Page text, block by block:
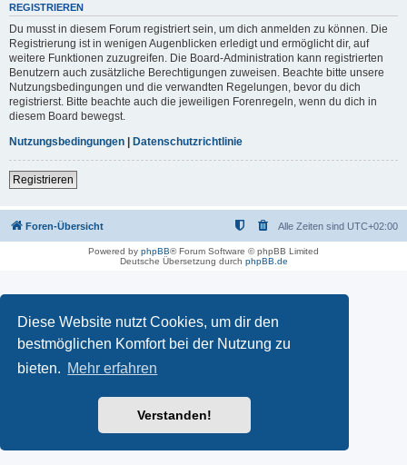
Diese Website nutzt Cookies, um dir den
bestmöglichen Komfort bei der Nutzung zu
bieten. Mehr erfahren
Verstanden!
REGISTRIEREN
Du musst in diesem Forum registriert sein, um dich anmelden zu können. Die
Registrierung ist in wenigen Augenblicken erledigt und ermöglicht dir, auf
weitere Funktionen zuzugreifen. Die Board-Administration kann registrierten
Benutzern auch zusätzliche Berechtigungen zuweisen. Beachte bitte unsere
Nutzungsbedingungen und die verwandten Regelungen, bevor du dich
registrierst. Bitte beachte auch die jeweiligen Forenregeln, wenn du dich in
diesem Board bewegst.
Nutzungsbedingungen | Datenschutzrichtlinie
Registrieren
Foren-Übersicht Alle Zeiten sind UTC+02:00
Powered by phpBB® Forum Software © phpBB Limited
Deutsche Übersetzung durch phpBB.de